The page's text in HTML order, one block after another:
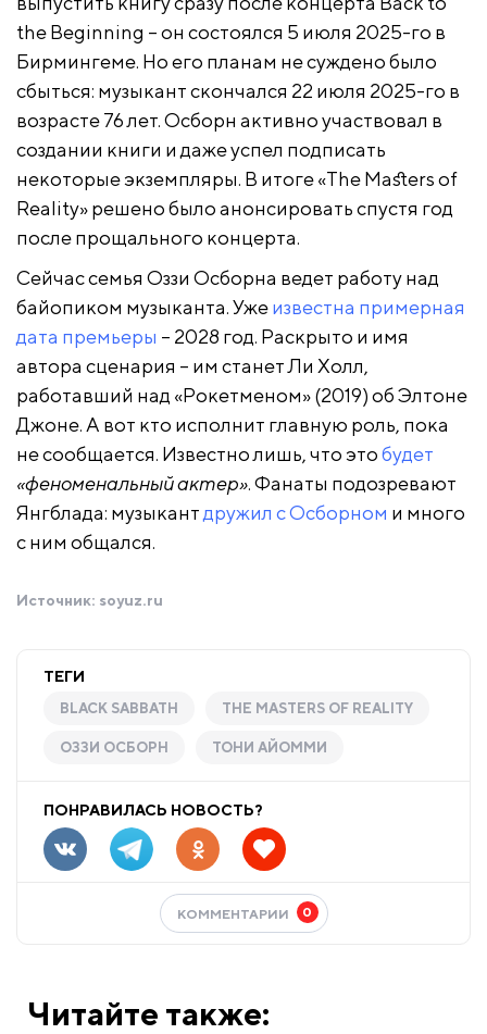
the Beginning – он состоялся 5 июля 2025-го в
Бирмингеме. Но его планам не суждено было
сбыться: музыкант скончался 22 июля 2025-го в
возрасте 76 лет. Осборн активно участвовал в
создании книги и даже успел подписать
некоторые экземпляры. В итоге «The Masters of
Reality» решено было анонсировать спустя год
после прощального концерта.
Сейчас семья Оззи Осборна ведет работу над
байопиком музыканта. Ужеизвестна примерная
дата премьеры – 2028 год. Раскрыто и имя
автора сценария – им станет Ли Холл,
работавший над «Рокетменом» (2019) об Элтоне
Джоне. А вот кто исполнит главную роль, пока
не сообщается. Известно лишь, что этобудет
«феноменальный актер». Фанаты подозревают
Янгблада: музыкантдружил с Осборном и много
с ним общался.
Источник: soyuz.ru
ТЕГИ
BLACK SABBATH THE MASTERS OF REALITY
ОЗЗИ ОСБОРН ТОНИ АЙОММИ
ПОНРАВИЛАСЬ НОВОСТЬ?
КОММЕНТАРИИ 0
Читайте также: